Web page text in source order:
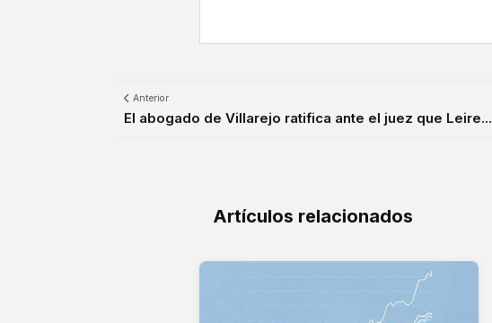
Anterior
El abogado de Villarejo ratifica ante el juez que Leire...
Artículos relacionados